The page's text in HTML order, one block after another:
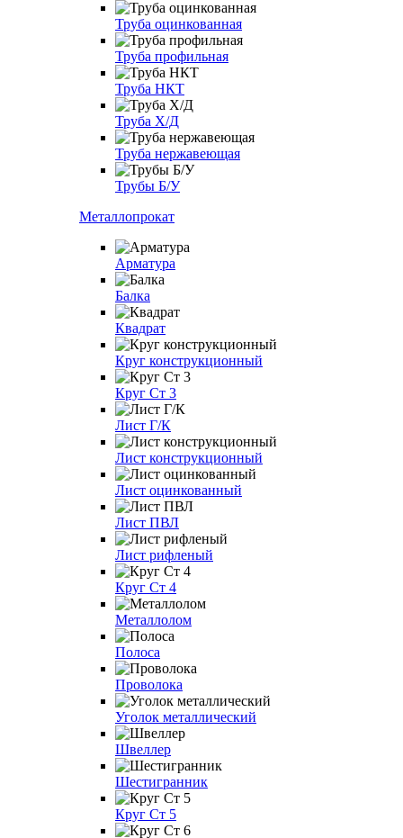
Труба оцинкованная
Труба профильная
Труба НКТ
Труба Х/Д
Труба нержавеющая
Трубы Б/У
Металлопрокат
Арматура
Балка
Квадрат
Круг конструкционный
Круг Ст 3
Лист Г/К
Лист конструкционный
Лист оцинкованный
Лист ПВЛ
Лист рифленый
Круг Ст 4
Металлолом
Полоса
Проволока
Уголок металлический
Швеллер
Шестигранник
Круг Ст 5